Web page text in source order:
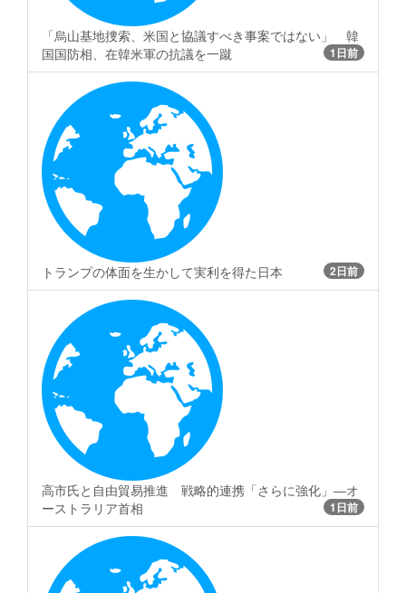
「烏山基地捜索、米国と協議すべき事案ではない」 韓
国国防相、在韓米軍の抗議を一蹴
1日前
トランプの体面を生かして実利を得た日本 2日前
高市氏と自由貿易推進 戦略的連携「さらに強化」―オ
ーストラリア首相
1日前